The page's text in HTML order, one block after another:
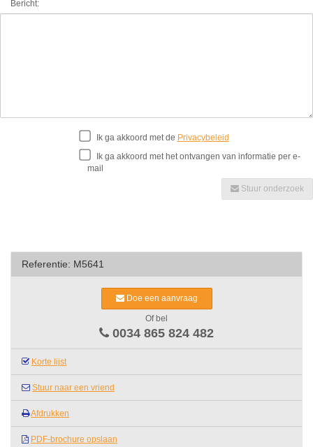
Bericht:
Ik ga akkoord met de Privacybeleid
Ik ga akkoord met het ontvangen van informatie per e-
mail
Stuur onderzoek
Referentie: M5641
Doe een aanvraag
Of bel
0034 865 824 482
Korte lijst
Stuur naar een vriend
Afdrukken
PDF-brochure opslaan